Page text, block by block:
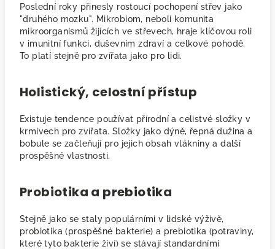
Poslední roky přinesly rostoucí pochopení střev jako
"druhého mozku". Mikrobiom, neboli komunita
mikroorganismů žijících ve střevech, hraje klíčovou roli
v imunitní funkci, duševním zdraví a celkové pohodě.
To platí stejně pro zvířata jako pro lidi.
Holistický, celostní přístup
Existuje tendence používat přírodní a celistvé složky v
krmivech pro zvířata. Složky jako dýně, řepná dužina a
bobule se začleňují pro jejich obsah vlákniny a další
prospěšné vlastnosti.
Probiotika a prebiotika
Stejně jako se staly populárními v lidské výživě,
probiotika (prospěšné bakterie) a prebiotika (potraviny,
které tyto bakterie živí) se stávají standardními